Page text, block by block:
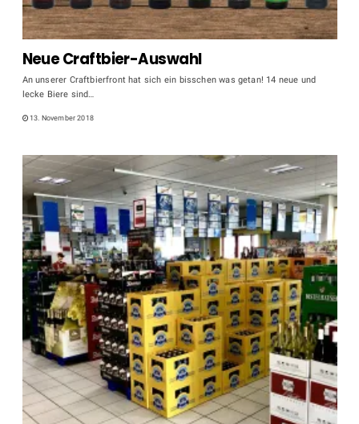
Neue Craftbier-Auswahl
An unserer Craftbierfront hat sich ein bisschen was getan! 14 neue und
lecke Biere sind…
13. November 2018